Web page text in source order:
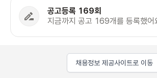
공고등록 169회
지금까지 공고 169개를 등록했어
채용정보 제공사이트로 이동